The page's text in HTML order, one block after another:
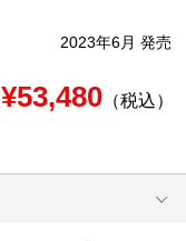
2023年6月 発売
¥53,480（税込）